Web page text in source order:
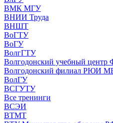
ВМК МГУ
ВНИИ Труда
ВНШТ
ВоГТУ
ВоГУ
ВолгГТУ
Волгодонский учебный
Волгодонский филиал РЮИ
ВолГУ
ВСГУТУ
Все тренинги
ВСЭИ
ВТМТ